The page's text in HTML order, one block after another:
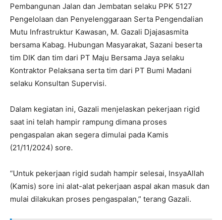
Pembangunan Jalan dan Jembatan selaku PPK 5127
Pengelolaan dan Penyelenggaraan Serta Pengendalian
Mutu Infrastruktur Kawasan, M. Gazali Djajasasmita
bersama Kabag. Hubungan Masyarakat, Sazani beserta
tim DIK dan tim dari PT Maju Bersama Jaya selaku
Kontraktor Pelaksana serta tim dari PT Bumi Madani
selaku Konsultan Supervisi.
Dalam kegiatan ini, Gazali menjelaskan pekerjaan rigid
saat ini telah hampir rampung dimana proses
pengaspalan akan segera dimulai pada Kamis
(21/11/2024) sore.
“Untuk pekerjaan rigid sudah hampir selesai, InsyaAllah
(Kamis) sore ini alat-alat pekerjaan aspal akan masuk dan
mulai dilakukan proses pengaspalan,” terang Gazali.